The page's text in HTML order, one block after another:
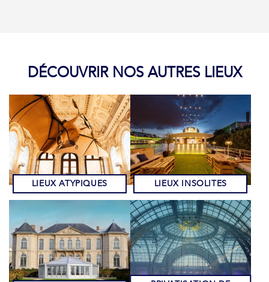
DÉCOUVRIR NOS AUTRES LIEUX
LIEUX ATYPIQUES LIEUX INSOLITES